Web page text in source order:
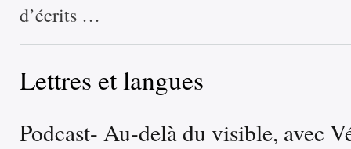
d’écrits …
Lettres et langues
Podcast- Au-delà du visible, avec